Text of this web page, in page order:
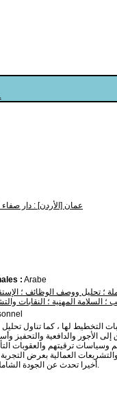
عمان [الأردن] : دار صفاء
: Arabe
؛ تحليل ووصف الوظائف ؛
؛ السلامة المهنية ؛ النقابات
التخطيط لها ، كما تناول
الأجور والدافعية والتحفيز
وسياسات ترقيتهم والعقوبات
العمالية بعرض التجربة
أخيرا تحدث عن الجودة الشاملة وإدارة الموارد البشرية.